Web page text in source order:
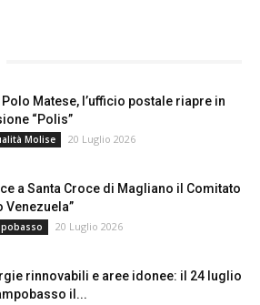
Polo Matese, l’ufficio postale riapre in
“Polis”
Molise 20 Luglio 2026
a Santa Croce di Magliano il Comitato
Venezuela”
20 Luglio 2026
rinnovabili e aree idonee: il 24 luglio
il...